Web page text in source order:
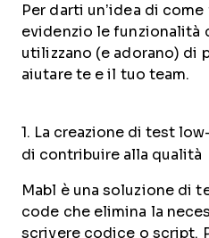
Per darti un’idea di
evidenzio le funzionalità
utilizzano (e adorano) di
aiutare te e il tuo team.
1. La creazione di test
di contribuire alla qualità
Mabl è una soluzione di
code che elimina la
scrivere codice o script.